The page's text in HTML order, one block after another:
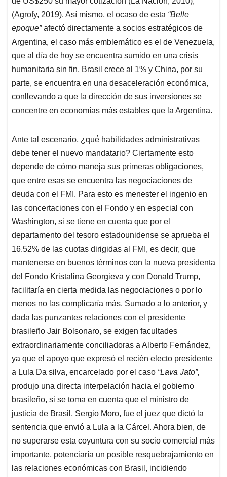
(Agrofy, 2019). Así mismo, el ocaso de esta “Belle
epoque”afectó directamente a socios estratégicos de
Argentina, el caso más emblemático es el de Venezuela,
que al día de hoy se encuentra sumido en una crisis
humanitaria sin fin, Brasil crece al 1% y China, por su
parte, se encuentra en una desaceleración económica,
conllevando a que la dirección de sus inversiones se
concentre en economías más estables que la Argentina.
Ante tal escenario, ¿qué habilidades administrativas
debe tener el nuevo mandatario? Ciertamente esto
depende de cómo maneja sus primeras obligaciones,
que entre esas se encuentra las negociaciones de
deuda con el FMI. Para esto es menester el ingenio en
las concertaciones con el Fondo y en especial con
Washington, si se tiene en cuenta que por el
departamento del tesoro estadounidense se aprueba el
16.52% de las cuotas dirigidas al FMI, es decir, que
mantenerse en buenos términos con la nueva presidenta
del Fondo Kristalina Georgieva y con Donald Trump,
facilitaría en cierta medida las negociaciones o por lo
menos no las complicaría más. Sumado a lo anterior, y
dada las punzantes relaciones con el presidente
brasileño Jair Bolsonaro, se exigen facultades
extraordinariamente conciliadoras a Alberto Fernández,
ya que el apoyo que expresó el recién electo presidente
a Lula Da silva, encarcelado por el caso “Lava Jato”,
produjo una directa interpelación hacia el gobierno
brasileño, si se toma en cuenta que el ministro de
justicia de Brasil, Sergio Moro, fue el juez que dictó la
sentencia que envió a Lula a la Cárcel. Ahora bien, de
no superarse esta coyuntura con su socio comercial más
importante, potenciaría un posible resquebrajamiento en
las relaciones económicas con Brasil, incidiendo